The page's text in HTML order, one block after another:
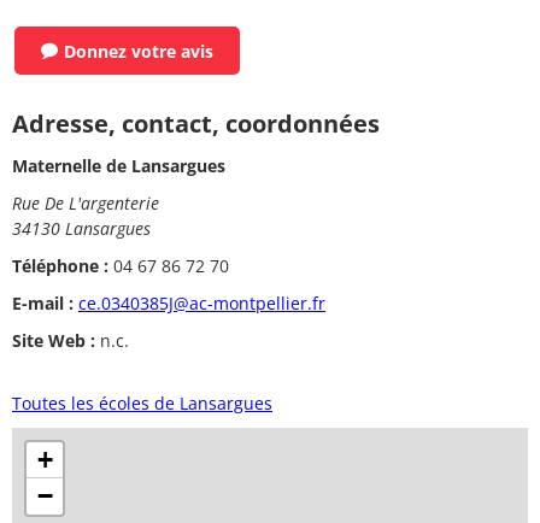
Donnez votre avis
Adresse, contact, coordonnées
Maternelle de Lansargues
Rue De L'argenterie
34130 Lansargues
Téléphone : 04 67 86 72 70
E-mail : ce.0340385J@ac-montpellier.fr
Site Web : n.c.
Toutes les écoles de Lansargues
+
−